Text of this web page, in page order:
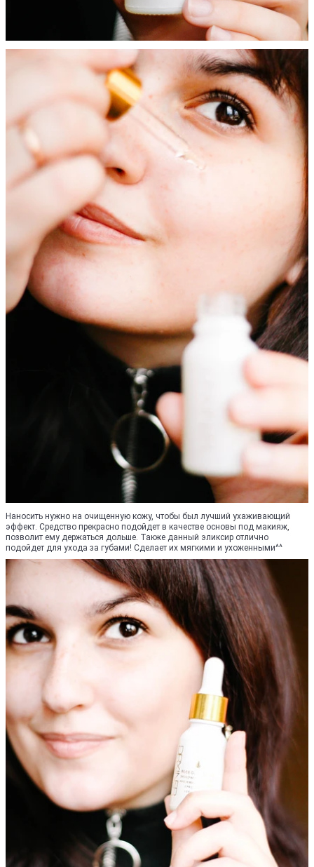
Наносить нужно на очищенную кожу, чтобы был лучший ухаживающий
эффект. Средство прекрасно подойдет в качестве основы под макияж,
позволит ему держаться дольше. Также данный эликсир отлично
подойдет для ухода за губами! Сделает их мягкими и ухоженными^^